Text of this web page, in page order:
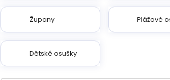
Župany Plážové
Dětské osušky